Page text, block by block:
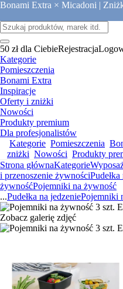
Bonami Extra × Micadoni |
50 zł dla CiebieRejestracja
Kategorie
Pomieszczenia
Bonami Extra
Inspiracje
Oferty i zniżki
Nowości
Produkty premium
Dla profesjonalistów
Kategorie Pomieszczenia
zniżki Nowości Produkty
Strona głównaKategorie
i przenoszenie żywności
żywnośćPojemniki na żywność
...Pudełka na jedzeniePojemniki
Zobacz galerię zdjęć